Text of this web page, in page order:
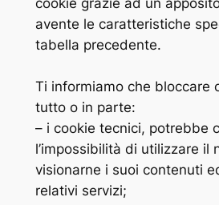
avente le caratteristiche
tabella precedente.
Ti informiamo che bloccare
tutto o in parte:
– i cookie tecnici, potrebbe
l’impossibilità di utilizzare il
visionarne i suoi contenuti
relativi servizi;